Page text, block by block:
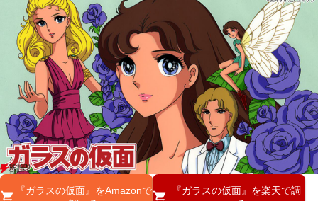
『ガラスの仮面』をAmazonで
『ガラスの仮面』を楽天で調